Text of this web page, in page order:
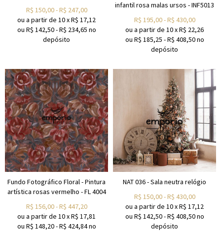
R$ 150,00-R$ 247,00
ou a partir de 10xR$ 17,12
ou R$ 142,50-R$ 234,65 no
depósito
infantil rosa malas ursos - INF5013
R$ 195,00-R$ 430,00
ou a partir de 10xR$ 22,26
ou R$ 185,25 -R$ 408,50no
depósito
Fundo Fotográfico Floral - Pintura
artística rosas vermelho - FL 4004
R$ 156,00-R$ 447,20
ou a partir de 10xR$ 17,81
ou R$ 148,20-R$ 424,84no
NAT 036 - Sala neutra relógio
R$ 150,00-R$ 430,00
ou a partir de 10xR$ 17,12
ou R$ 142,50-R$ 408,50no
depósito